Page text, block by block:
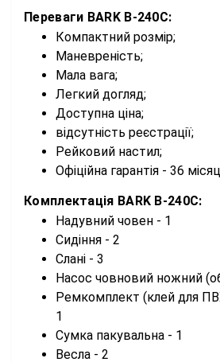
Переваги BARK B-240C:
Компактний розмір;
Маневреність;
Мала вага;
Легкий догляд;
Доступна ціна;
відсутність реєстрації;
Рейковий настил;
Офіційна гарантія - 36
Комплектація BARK B-240C:
Надувний човен - 1
Сидіння - 2
Слані - 3
Насос човновий ножний
Ремкомплект (клей для
1
Сумка пакувальна - 1
Весла - 2